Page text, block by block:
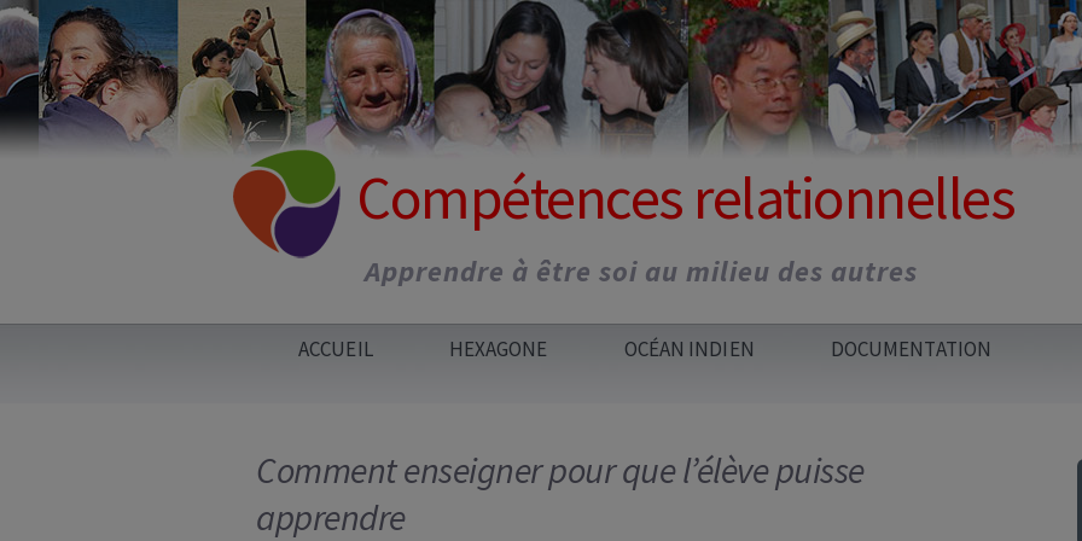
Aller
au
contenu
Compétences relationnelles
Apprendre à être soi au milieu des autres
ACCUEIL HEXAGONE
(RÉ)ORIENTATION ET
ATELIERS ET
ACCOMPAGNEMENTS
ATELIERS
PARENTALITÉ
OCÉAN INDIEN
ACCOMPAGNEMENT
OCÉAN INDIEN
DOCUMENTATION
FORMATIONS EN
Comment enseigner pour que l’élève puisse
apprendre